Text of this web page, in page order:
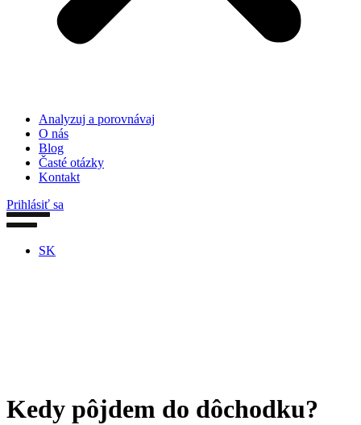
Analyzuj a porovnávaj
O nás
Blog
Časté otázky
Kontakt
Prihlásiť sa
SK
Kedy pôjdem do dôchodku?